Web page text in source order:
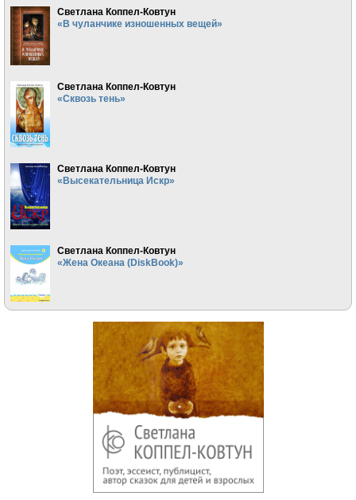
Светлана Коппел-Ковтун
«В чуланчике изношенных вещей»
Светлана Коппел-Ковтун
«Сквозь тень»
Светлана Коппел-Ковтун
«Высекательница Искр»
Светлана Коппел-Ковтун
«Жена Океана (DiskBook)»